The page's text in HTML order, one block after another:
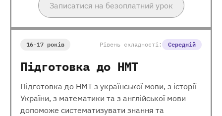
Записатися на безоплатний урок
16-17 років Рівень складності: Середній
Підготовка до НМТ
Підготовка до НМТ з української мови, з історії
України, з математики та з англійської мови
допоможе систематизувати знання та